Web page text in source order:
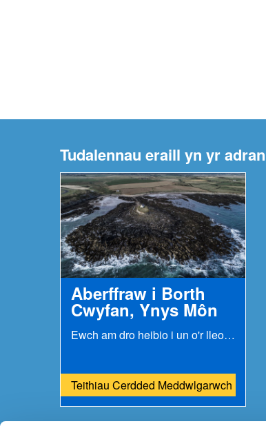
Tudalennau eraill yn yr
Aberffraw i Borth
Cwyfan, Ynys Môn
Ewch am dro heibio i un o'r lleoedd gorau i dynnu...
Teithiau Cerdded Meddwlgarwch